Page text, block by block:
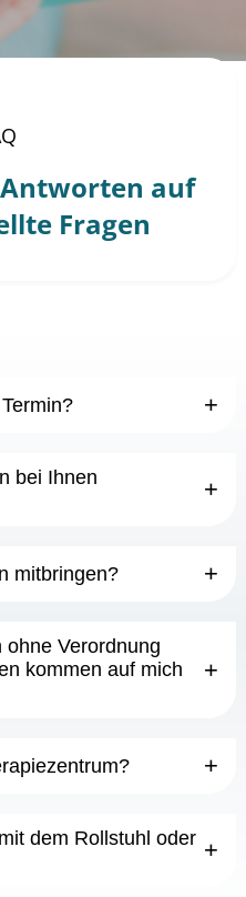
auf
Fragen
bei Ihnen
mitbringen?
Verordnung
kommen auf mich
dem Rollstuhl oder